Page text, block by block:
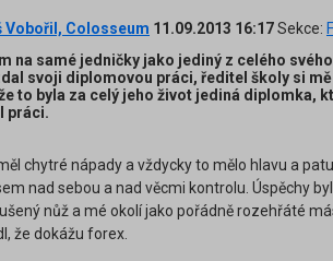
Vobořil, Colosseum 11.09.2013 16:17Sekce:
na samé jedničky jako jediný z celého
svoji diplomovou práci, ředitel školy si
to byla za celý jeho život jediná diplomka,
práci.
chytré nápady a vždycky to mělo hlavu a
nad sebou a nad věcmi kontrolu. Úspěchy
nůž a mé okolí jako pořádně rozehřáté
že dokážu forex.